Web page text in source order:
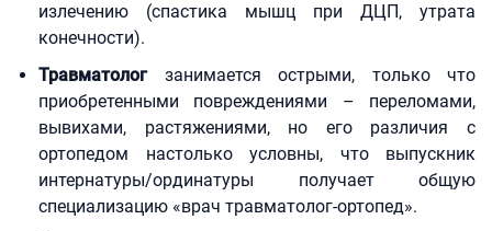
излечению (спастика мышц при ДЦП, утрата
конечности).
Травматологзанимается острыми, только что
приобретенными повреждениями – переломами,
вывихами, растяжениями, но его различия с
ортопедом настолько условны, что выпускник
интернатуры/ординатуры получает общую
специализацию «врач травматолог-ортопед».